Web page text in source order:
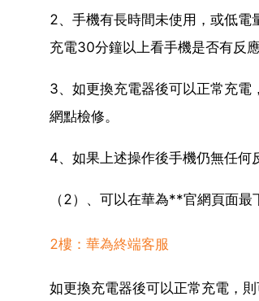
2、手機有長時間未使用，或低電
充電30分鐘以上看手機是否有反應
3、如更換充電器後可以正常充電
網點檢修。
4、如果上述操作後手機仍無任何
（2）、可以在華為**官網頁面最
2樓：華為終端客服
如更換充電器後可以正常充電，